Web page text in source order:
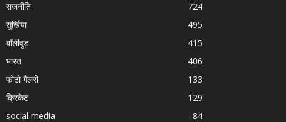
राजनीति
724
सुर्खिया
495
बॉलीवुड
415
भारत
406
फोटो गैलरी
133
क्रिकेट
129
social media
84